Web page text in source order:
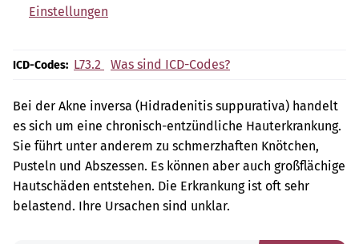
Einstellungen
ICD-Codes: L73.2 Was sind ICD-Codes?
Bei der Akne inversa (Hidradenitis suppurativa) handelt
es sich um eine chronisch-entzündliche Hauterkrankung.
Sie führt unter anderem zu schmerzhaften Knötchen,
Pusteln und Abszessen. Es können aber auch großflächige
Hautschäden entstehen. Die Erkrankung ist oft sehr
belastend. Ihre Ursachen sind unklar.